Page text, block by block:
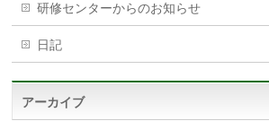
研修センターからのお知らせ
日記
アーカイブ